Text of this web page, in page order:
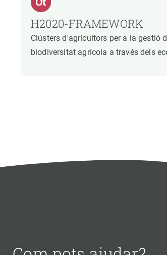
H2020-FRAMEWORK
Clústers d'agricultors per a la gestió
biodiversitat agrícola a través dels